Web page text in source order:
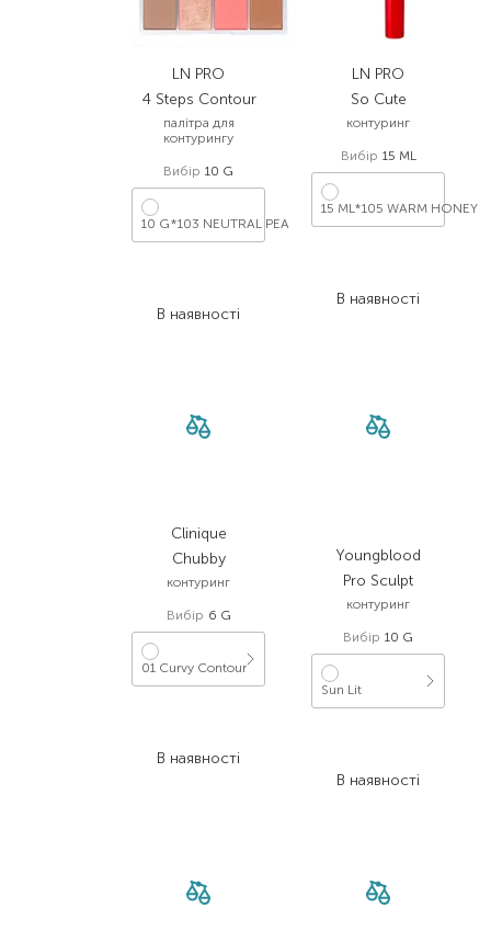
LN PRO
4 Steps Contour
палітра для
контурингу
Вибір 10 G
10 G*103 NEUTRAL PEA
В наявності
LN PRO
So Cute
контуринг
Вибір 15 ML
15 ML*105 WARM HONEY
В наявності
Clinique
Chubby
контуринг
Вибір 6 G
01 Curvy Contour
В наявності
Youngblood
Pro Sculpt
контуринг
Вибір 10 G
Sun Lit
В наявності